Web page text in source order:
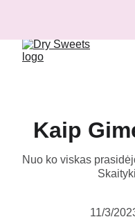
Kaip
Nuo ko viskas
11/3/